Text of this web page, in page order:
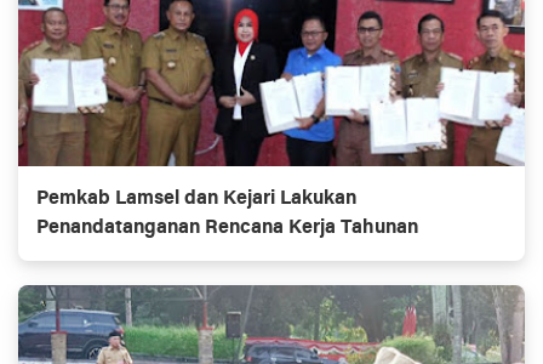
Pemkab Lamsel dan Kejari Lakukan
Penandatanganan Rencana Kerja Tahunan